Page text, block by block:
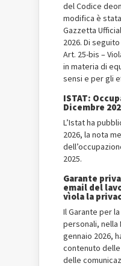
del Codice
modifica è
Gazzetta
2026. Di
Art. 25-bis –
in materia di
sensi e per gli
ISTAT:
Dicembre
L’Istat ha
2026, la nota
2025.
Garante
email del
vìola la
Il Garante per
personali, nella
gennaio 2026,
contenuto
delle